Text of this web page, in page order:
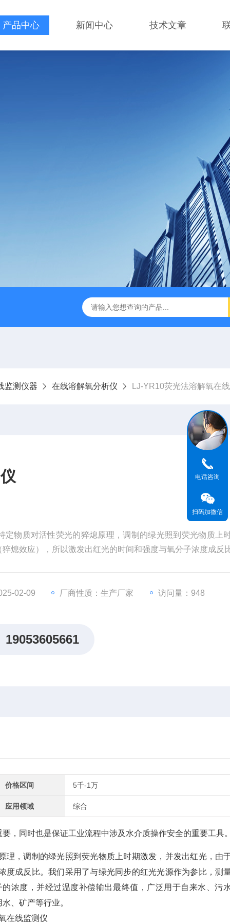
产品中心 新闻中心 技术文章
HC500水中油浓度分析仪 LJ-S104手持式水质总磷总氮检
监测仪器 在线溶解氧分析仪 LJ-YR10荧光法溶解氧在
定物质对活性荧光的猝熄原理，调制的绿光照到荧光物质上
熄效应），所以激发出红光的时间和强度与氧分子浓度成反
02-09 厂商性质：生产厂家 访问量：948
19053605661
价格区间 5千-1万
应用领域 综合
，同时也是保证工业流程中涉及水介质操作安全的重要工具
理，调制的绿光照到荧光物质上时期激发，并发出红光，由
成反比。我们采用了与绿光同步的红光光源作为参比，测
浓度，并经过温度补偿输出最终值，广泛用于自来水、污
、矿产等行业。
电话咨询
扫码加微信